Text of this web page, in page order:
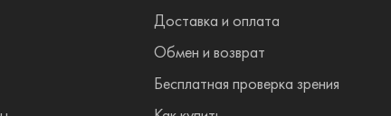
Доставка и оплата
Обмен и возврат
Бесплатная проверка зрения